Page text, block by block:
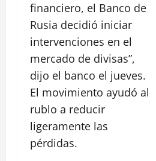
financiero, el Banco de
Rusia decidió iniciar
intervenciones en el
mercado de divisas”,
dijo el banco el jueves.
El movimiento ayudó al
rublo a reducir
ligeramente las
pérdidas.